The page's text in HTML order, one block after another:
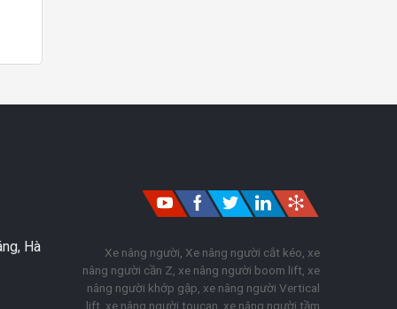
Hà
Xe nâng người, Xe nâng người cắt kéo, xe
nâng người cần Z, xe nâng người boom lift, xe
nâng người khớp gập, xe nâng người Vertical
lift, xe nâng người toucan, xe nâng người tầm